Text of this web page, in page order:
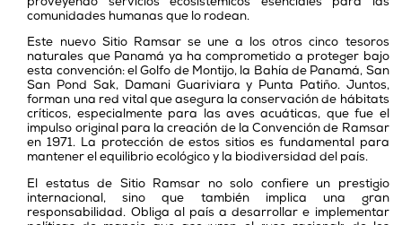
proveyendo servicios ecosistémicos esenciales para las
comunidades humanas que lo rodean.
Este nuevo Sitio Ramsar se une a los otros cinco tesoros
naturales que Panamá ya ha comprometido a proteger bajo
esta convención: el Golfo de Montijo, la Bahía de Panamá, San
San Pond Sak, Damani Guariviara y Punta Patiño. Juntos,
forman una red vital que asegura la conservación de hábitats
críticos, especialmente para las aves acuáticas, que fue el
impulso original para la creación de la Convención de Ramsar
en 1971. La protección de estos sitios es fundamental para
mantener el equilibrio ecológico y la biodiversidad del país.
El estatus de Sitio Ramsar no solo confiere un prestigio
internacional, sino que también implica una gran
responsabilidad. Obliga al país a desarrollar e implementar